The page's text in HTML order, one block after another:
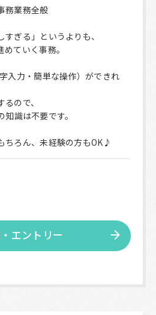
務業務全般
すぎる」というよりも、
ていく事務。
入力・簡単な操作）ができれ
ので、
識は不要です。
ちろん、未経験の方もOK♪
エントリー